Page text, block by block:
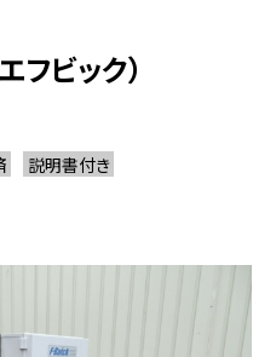
フビック）
説明書付き